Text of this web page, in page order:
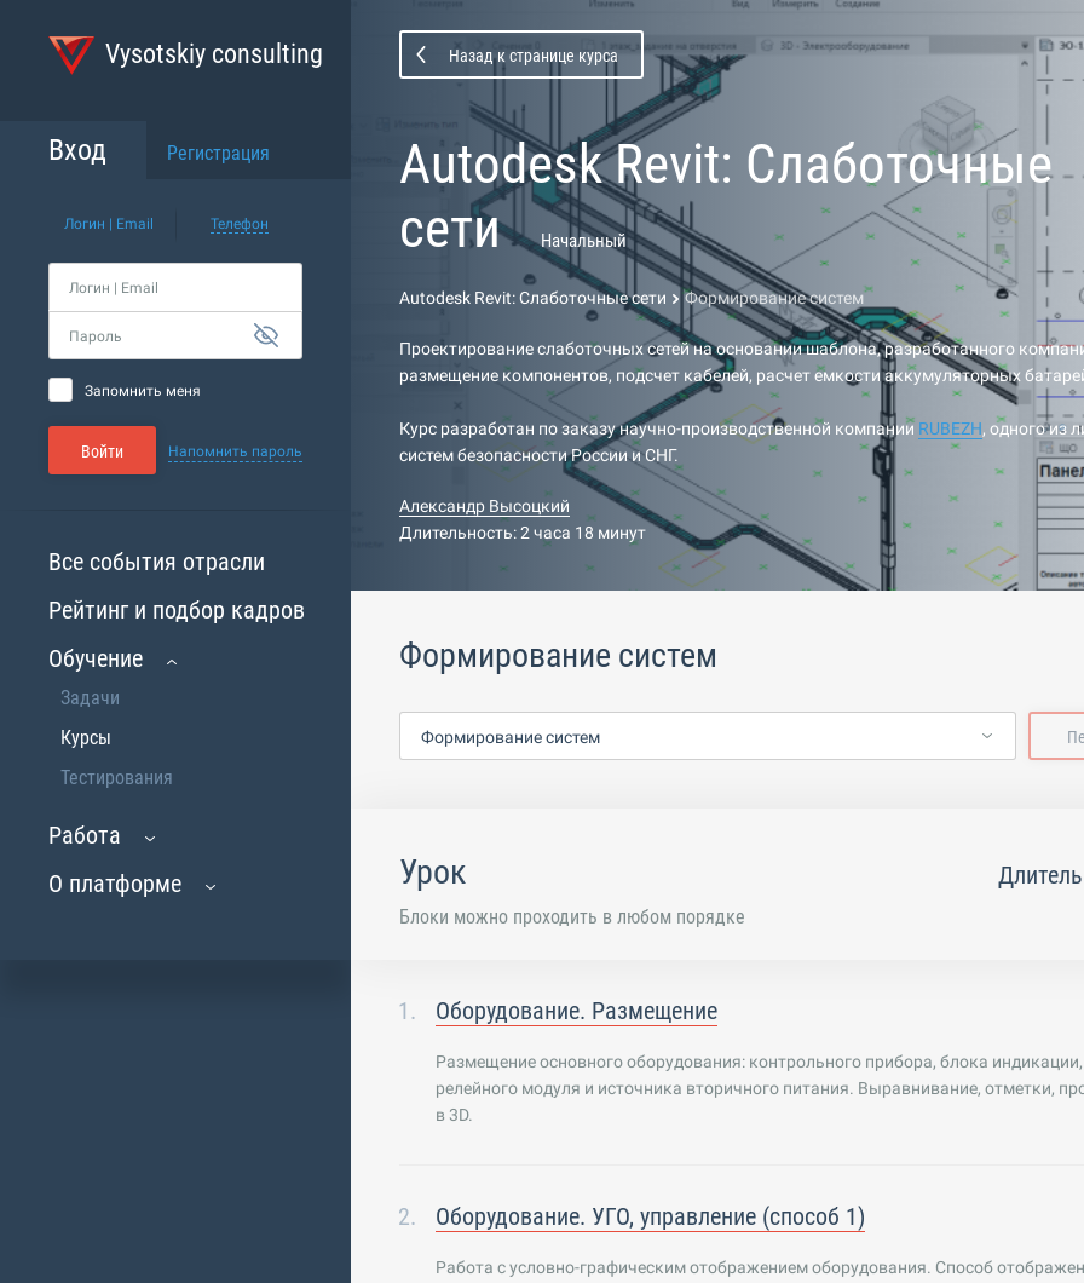
Vysotskiy consulting
Вход Регистрация
Логин | Email Телефон
Логин | Email
Пароль
Запомнить меня
Войти Напомнить пароль
Все события отрасли
Рейтинг и подбор кадров
Обучение
Задачи
Курсы
Тестирования
Работа
О платформе
Назад к странице курса
Autodesk Revit: Слаботочные
сети
Начальный
Autodesk Revit: Слаботочные сети Формирование систем
Проектирование слаботочных сетей на основании шаблона, разработанного
размещение компонентов, подсчет кабелей, расчет емкости аккумуляторных
Курс разработан по заказу научно-производственной компании RUBEZH, одного из
систем безопасности России и СНГ.
Александр Высоцкий
Длительность: 2 часа 18 минут
Формирование систем
Формирование систем
Урок
Блоки можно проходить в любом порядке
Оборудование. Размещение
Размещение основного оборудования: контрольного прибора, блока индикации,
релейного модуля и источника вторичного питания. Выравнивание, отметки,
в 3D.
Оборудование. УГО, управление (способ 1)
Работа с условно-графическим отображением оборудования. Способ